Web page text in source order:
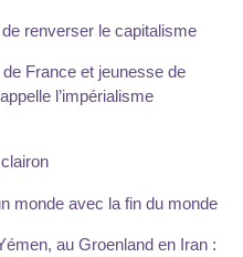
renverser le capitalisme
France et jeunesse de
l’impérialisme
monde avec la fin du monde
au Groenland en Iran :